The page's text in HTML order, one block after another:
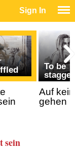
Sign In
To be
Auf
gehen
sein